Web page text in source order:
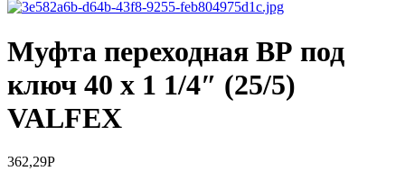
Муфта переходная ВР под
ключ 40 х 1 1/4″ (25/5)
VALFEX
362,29Р